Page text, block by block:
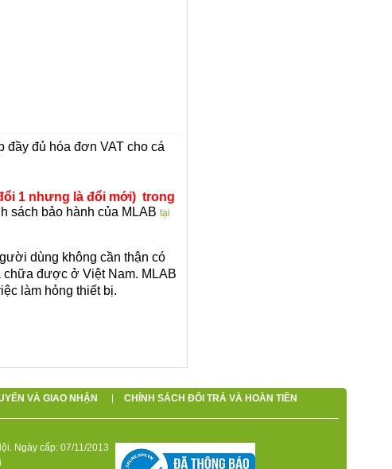
đầy đủ hóa đơn VAT cho cá
1 nhưng là đổi mới) trong
sách bảo hành của MLAB tại
dùng không cần thận có
chữa được ở Việt Nam. MLAB
làm hỏng thiết bị.
VÀ GIAO NHẬN CHÍNH SÁCH ĐỔI TRẢ VÀ HOÀN TIỀN
Ngày cấp: 07/11/2013